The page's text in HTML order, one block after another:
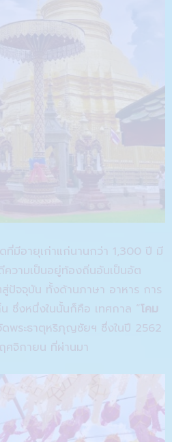
ที่มีอายุเก่าแก่นานกว่า 1,300 ปี มี
วามเป็นอยู่ท้องถิ่นอันเป็นอัต
จจุบัน ทั้งด้านภาษา อาหาร การ
ซึ่งหนึ่งในนั้นก็คือ เทศกาล “โคม
พระธาตุหริภุญชัยฯ ซึ่งในปี 2562
ศจิกายน ที่ผ่านมา